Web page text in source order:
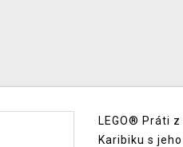
LEGO® Práti
Karibiku s